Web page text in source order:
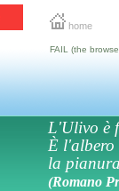
home
FAIL (the
L'Ulivo è
È l'albero
la
(Romano